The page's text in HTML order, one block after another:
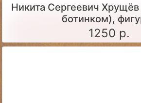
Никита Сергеевич
ботинком),
1250 р.